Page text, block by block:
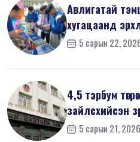
Авлигатай
хугацаанд
ёсн...5 сарын 22,
4,5 тэрбум
зайлсхийсэн
шалгалтаар ...
5 сарын 21, 2026